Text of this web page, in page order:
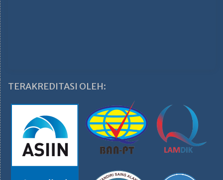
TERAKREDITASI OLEH: